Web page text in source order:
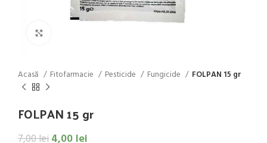
Acasă Fitofarmacie Pesticide Fungicide FOLPAN 15 gr
FOLPAN 15 gr
7,00lei4,00 lei